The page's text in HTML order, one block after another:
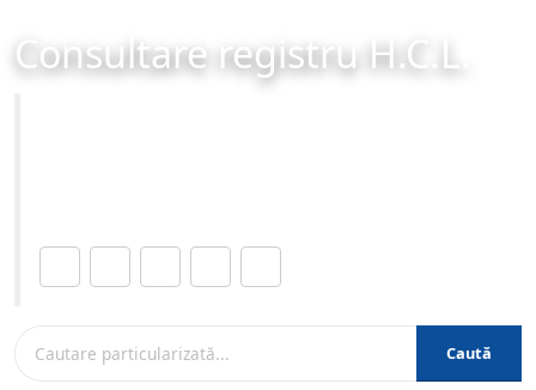
Consultare registru H.C.L.
Caută